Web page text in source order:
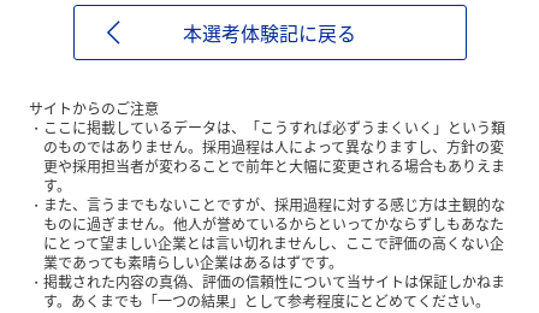
本選考体験記に戻る
サイトからのご注意
ここに掲載しているデータは、「こうすれば必ずうまくいく」という類
のものではありません。採用過程は人によって異なりますし、方針の変
更や採用担当者が変わることで前年と大幅に変更される場合もありえま
す。
また、言うまでもないことですが、採用過程に対する感じ方は主観的な
ものに過ぎません。他人が誉めているからといってかならずしもあなた
にとって望ましい企業とは言い切れませんし、ここで評価の高くない企
業であっても素晴らしい企業はあるはずです。
掲載された内容の真偽、評価の信頼性について当サイトは保証しかねま
す。あくまでも「一つの結果」として参考程度にとどめてください。